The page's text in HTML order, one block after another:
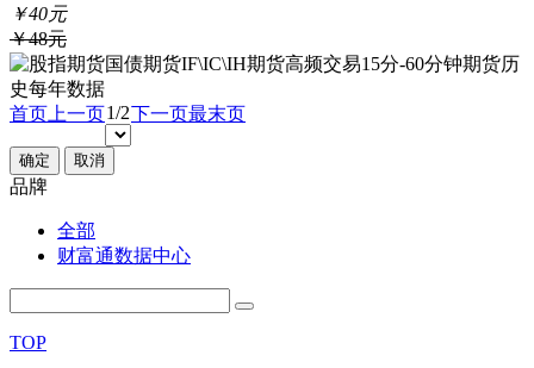
￥40元
￥48元
首页 上一页1/2下一页最末页
确定 取消
品牌
全部
财富通数据中心
TOP